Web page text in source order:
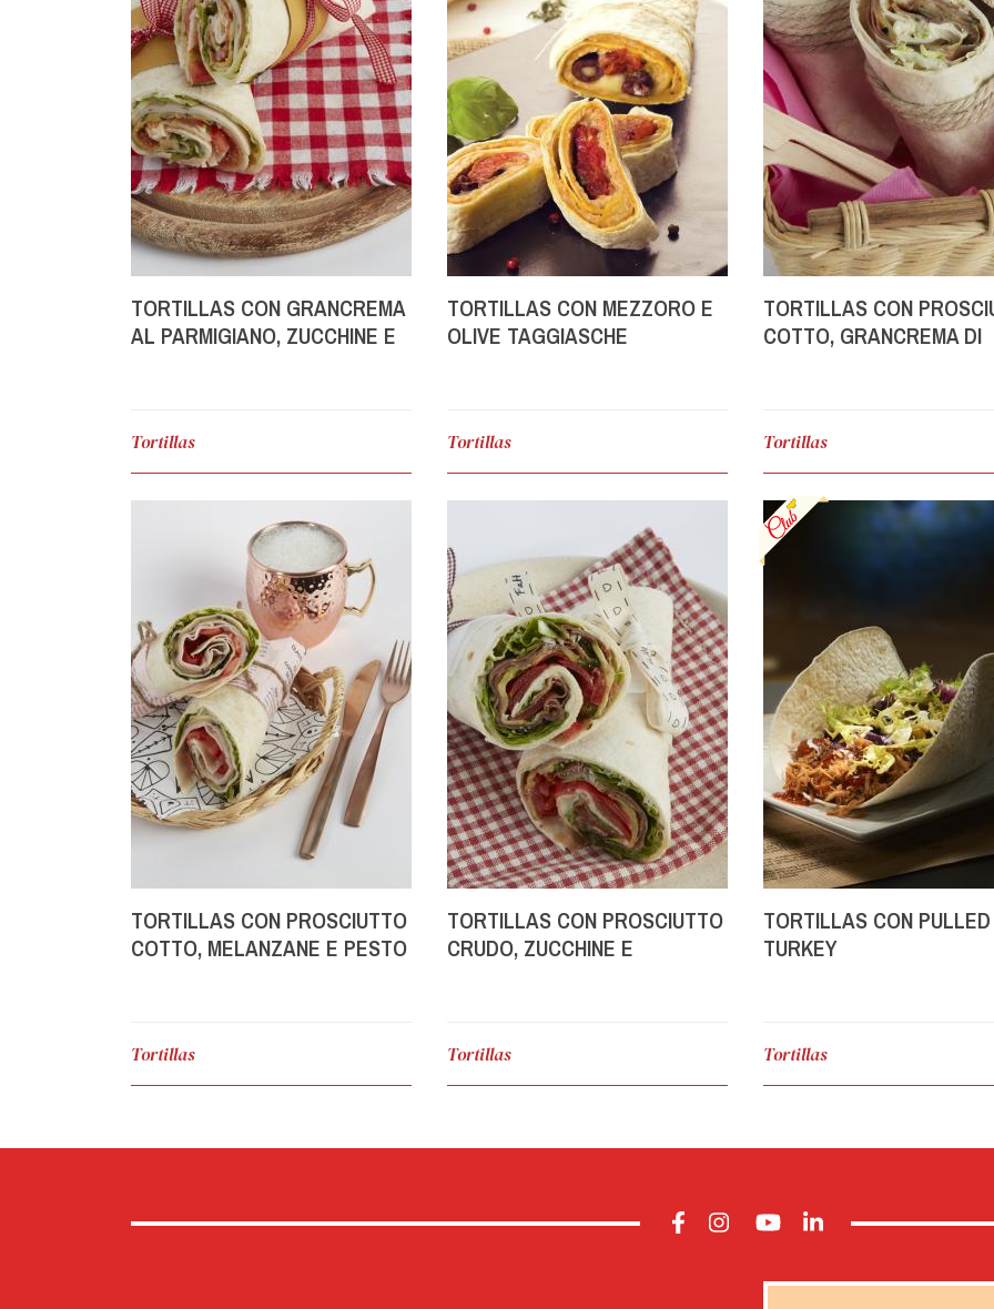
TORTILLAS CON GRANCREMA
AL PARMIGIANO, ZUCCHINE E
Tortillas
TORTILLAS CON MEZZORO E
OLIVE TAGGIASCHE
Tortillas
TORTILLAS CON
COTTO, GRANCREMA DI
Tortillas
TORTILLAS CON PROSCIUTTO
COTTO, MELANZANE E PESTO
Tortillas
TORTILLAS CON PROSCIUTTO
CRUDO, ZUCCHINE E
Tortillas
TORTILLAS CON PULLED
TURKEY
Tortillas